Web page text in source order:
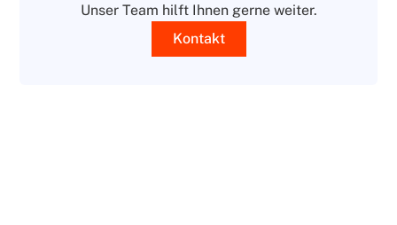
Unser Team hilft Ihnen gerne weiter.
Kontakt